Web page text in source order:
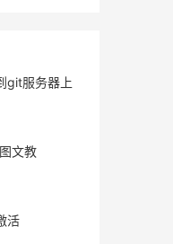
git服务器上
文教
活